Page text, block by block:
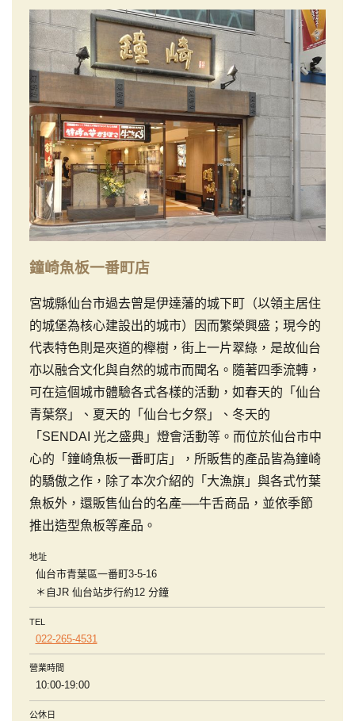
鐘崎魚板一番町店
宮城縣仙台市過去曾是伊達藩的城下町（以領主居住
的城堡為核心建設出的城市）因而繁榮興盛；現今的
代表特色則是夾道的櫸樹，街上一片翠綠，是故仙台
亦以融合文化與自然的城市而聞名。隨著四季流轉，
可在這個城市體驗各式各樣的活動，如春天的「仙台
青葉祭」、夏天的「仙台七夕祭」、冬天的
「SENDAI 光之盛典」燈會活動等。而位於仙台市中
心的「鐘崎魚板一番町店」，所販售的產品皆為鐘崎
的驕傲之作，除了本次介紹的「大漁旗」與各式竹葉
魚板外，還販售仙台的名產──牛舌商品，並依季節
推出造型魚板等產品。
地址
仙台市青葉區一番町3-5-16
＊自JR 仙台站步行約12 分鐘
TEL
022-265-4531
營業時間
10:00-19:00
公休日